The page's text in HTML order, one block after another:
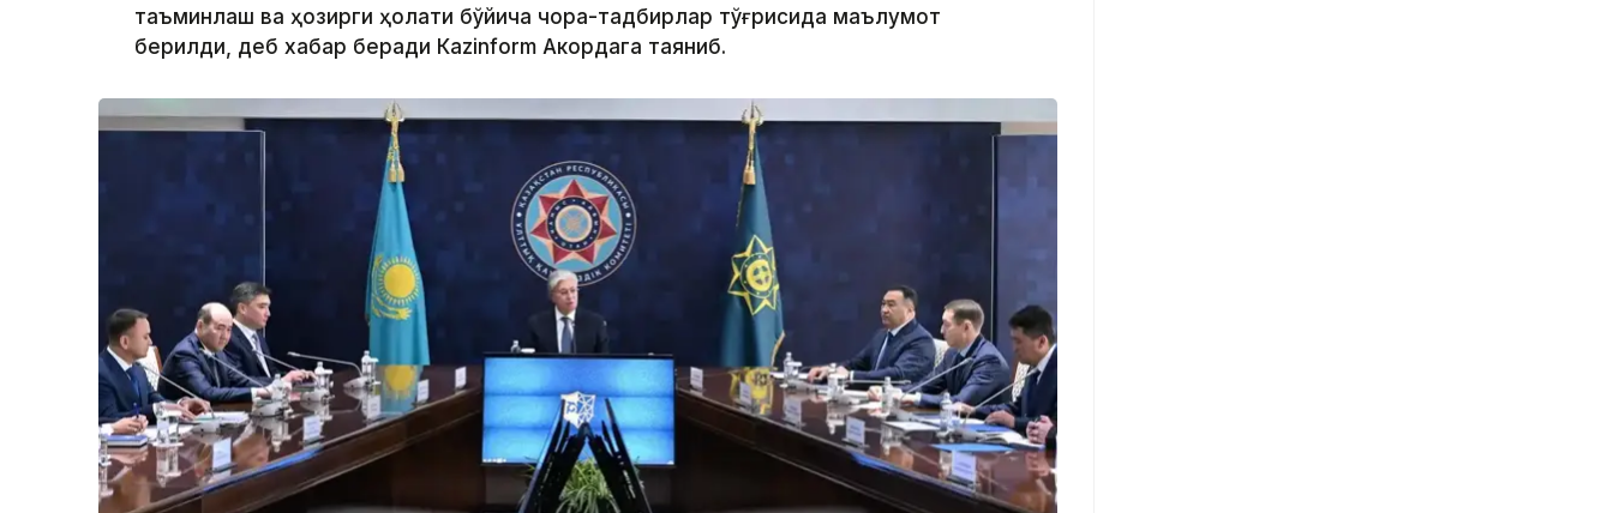
таъминлаш ва ҳозирги ҳолати бўйича чора-тадбирлар тўғрисида маълумот
берилди, деб хабар беради Каzinform Акордага таяниб.